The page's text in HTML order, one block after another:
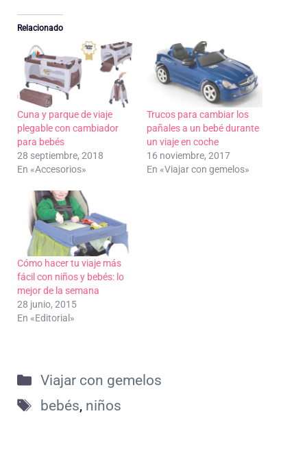
Relacionado
Cuna y parque de viaje
plegable con cambiador
para bebés
28 septiembre, 2018
En «Accesorios»
Trucos para cambiar los
pañales a un bebé durante
un viaje en coche
16 noviembre, 2017
En «Viajar con gemelos»
Cómo hacer tu viaje más
fácil con niños y bebés: lo
mejor de la semana
28 junio, 2015
En «Editorial»
Categorías
Viajar con gemelos
Etiquetas
bebés, niños